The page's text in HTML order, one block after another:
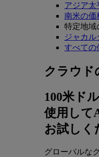
アジア太
南米の価
特定地域
ジャカル
すべての
クラウド
100米ド
使用して
お試しく
グローバルな